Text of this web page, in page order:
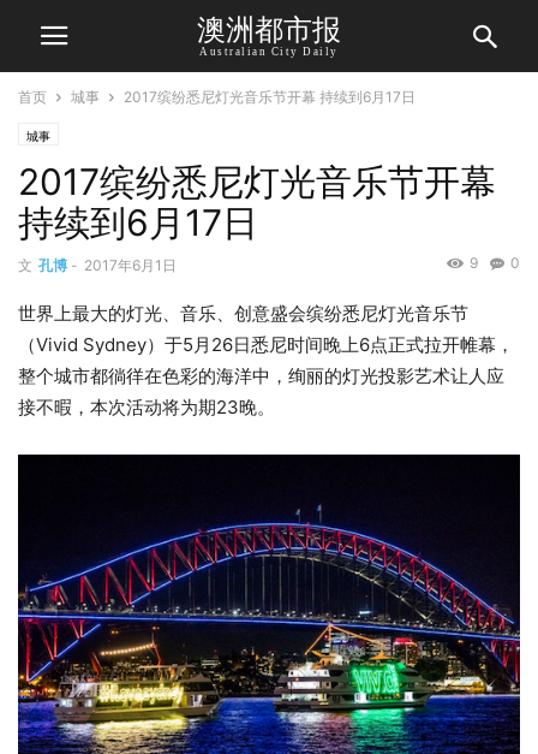
澳洲都市报
Australian City Daily
首页 城事 2017缤纷悉尼灯光音乐节开幕 持续到6月17日
城事
2017缤纷悉尼灯光音乐节开幕
持续到6月17日
文 孔博 - 2017年6月1日 0
9
世界上最大的灯光、音乐、创意盛会缤纷悉尼灯光音乐节
（Vivid Sydney）于5月26日悉尼时间晚上6点正式拉开帷幕，
整个城市都徜徉在色彩的海洋中，绚丽的灯光投影艺术让人应
接不暇，本次活动将为期23晚。